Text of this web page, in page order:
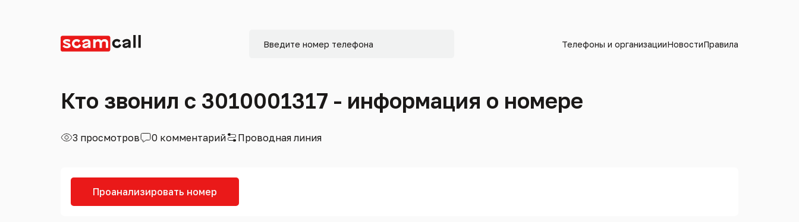
Телефоны и организацииНовостиПравила
Кто звонил с 3010001317 - информация о номере
3 просмотров 0 комментарий Проводная линия
Проанализировать номер